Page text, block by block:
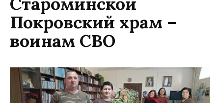
Покровский храм –
воинам СВО